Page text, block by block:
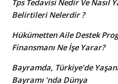
Tps Tedavisi Nedir Ve Nasıl
Belirtileri Nelerdir ?
Hükümetten Aile Destek
Finansmanı Ne İşe Yarar?
Bayramda, Türkiye’de
Bayramı ’nda Dünya